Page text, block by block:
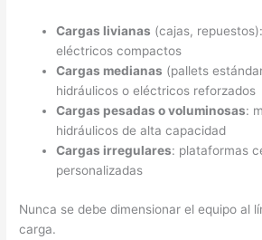
Cargas livianas (cajas,
eléctricos compactos
Cargas medianas (pallets
hidráulicos o eléctricos reforzados
Cargas pesadas o voluminosas:
hidráulicos de alta capacidad
Cargas irregulares: plataformas
personalizadas
Nunca se debe dimensionar el equipo al
carga.